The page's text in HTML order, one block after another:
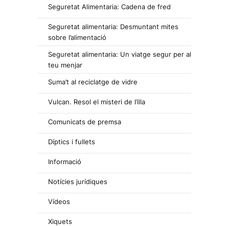
Seguretat Alimentaria: Cadena de fred
Seguretat alimentaria: Desmuntant mites
sobre l’alimentació
Seguretat alimentaria: Un viatge segur per al
teu menjar
Suma’t al reciclatge de vidre
Vulcan. Resol el misteri de l’illa
Comunicats de premsa
Díptics i fullets
Informació
Notícies jurídiques
Vídeos
Xiquets